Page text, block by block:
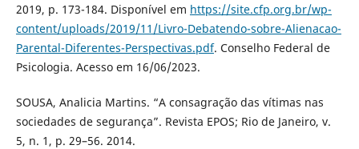
2019, p. 173-184. Disponível em https://site.cfp.org.br/wp-
content/uploads/2019/11/Livro-Debatendo-sobre-Alienacao-
Parental-Diferentes-Perspectivas.pdf. Conselho Federal de
Psicologia. Acesso em 16/06/2023.
SOUSA, Analicia Martins. “A consagração das vítimas nas
sociedades de segurança”. Revista EPOS; Rio de Janeiro, v.
5, n. 1, p. 29–56. 2014.